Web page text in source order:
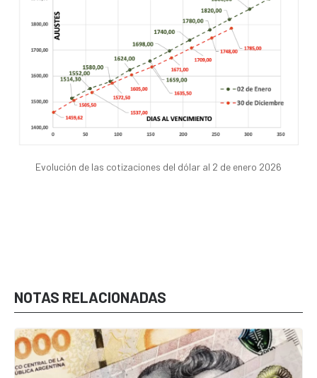
Evolución de las cotizaciones del dólar al 2 de enero 2026
NOTAS RELACIONADAS